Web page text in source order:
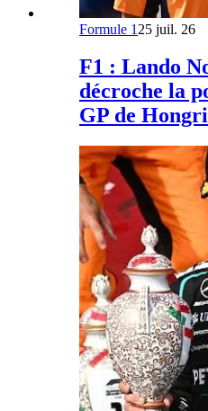
Formule 1 25 juil. 26
F1 : Lando
décroche la
GP de